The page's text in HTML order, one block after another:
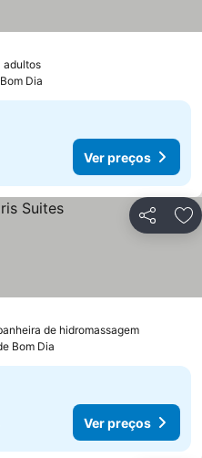
adultos
Dia
Ver preços
Partilhar
de hidromassagem
Bom Dia
Ver preços